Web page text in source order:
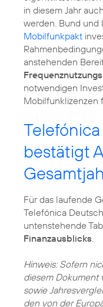
in diesem Jahr
werden. Bund und
Mobilfunkpakt
anstehenden
notwendigen
Mobilfunklizenzen
bestätigt
Für das laufende
Telefónica
untenstehende
Finanzausblicks
Hinweis: Sofern
diesem Dokument
sowie
den von der